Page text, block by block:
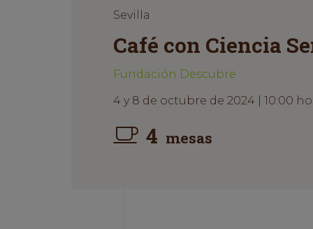
Sevilla
Café con Ciencia
Fundación Descubre
4 y 8 de octubre de 2024 | 10:00
4 mesas